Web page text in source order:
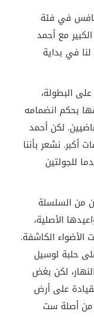
في فئة
مع أحمد
في بداية
البطولة،
بحكم انضمامه
لكن أحمد
نشعر بأننا
للجولتين
من السلسلة
مواعيدها الأصلية،
الكاشفة.
حلبة لوسيل
لكن بغض
على أرض
بـ 5 سباقات من أصلة ست